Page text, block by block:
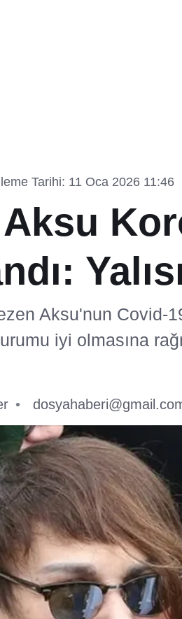
Tarihi: 11 Oca 2026 11:46
Aksu
Aksu'nun Covid-
iyi olmasına